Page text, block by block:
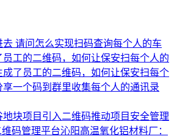
去 请问怎么实现扫码查询每个人的车
员工的二维码，如何让保安扫每个人的
成了员工的二维码，如何让保安扫每个
享一个码到群里收集每个人的通讯录
块项目引入二维码推动项目安全管理
码管理平台沁阳高温氧化铝材料厂：